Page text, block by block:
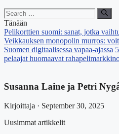
Search
for:
Tänään
Pelikorttien suomi: sanat, jotka
Veikkauksen monopolin murros:
Suomen digitaalisessa vapaa-ajassa
pelaajat huomaavat
Susanna Laine ja Petri
Kirjoittaja · September 30, 2025
Uusimmat artikkelit